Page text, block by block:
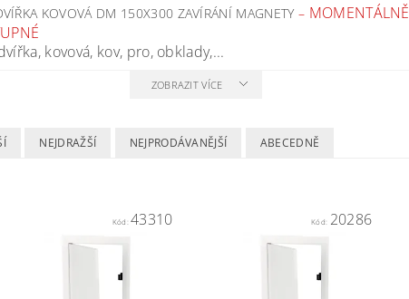
KOVOVÁ DM 150X300 ZAVÍRÁNÍ MAGNETY – MOMENTÁLNĚ
kovová, kov, pro, obklady,...
ZOBRAZIT VÍCE
NEJDRAŽŠÍ NEJPRODÁVANĚJŠÍ ABECEDNĚ
Kód:43310 Kód: 20286